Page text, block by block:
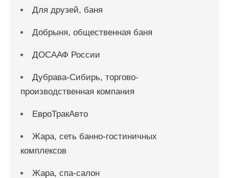
Для друзей, баня
Добрыня, общественная баня
ДОСААФ России
Дубрава-Сибирь, торгово-
производственная компания
ЕвроТракАвто
Жара, сеть банно-гостиничных
комплексов
Жара, спа-салон